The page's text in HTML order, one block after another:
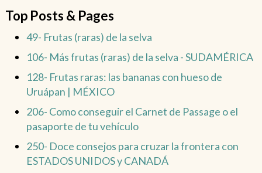
Top Posts & Pages
49- Frutas (raras) de la selva
106- Más frutas (raras) de la selva - SUDAMÉRICA
128- Frutas raras: las bananas con hueso de
Uruápan | MÉXICO
206- Como conseguir el Carnet de Passage o el
pasaporte de tu vehículo
250- Doce consejos para cruzar la frontera con
ESTADOS UNIDOS y CANADÁ